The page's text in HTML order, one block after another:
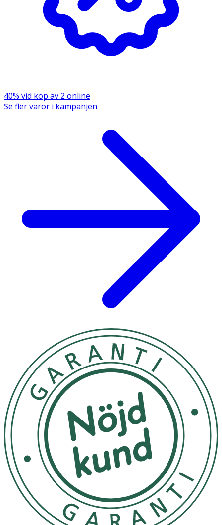
40% vid köp av 2 online
Se fler varor i kampanjen